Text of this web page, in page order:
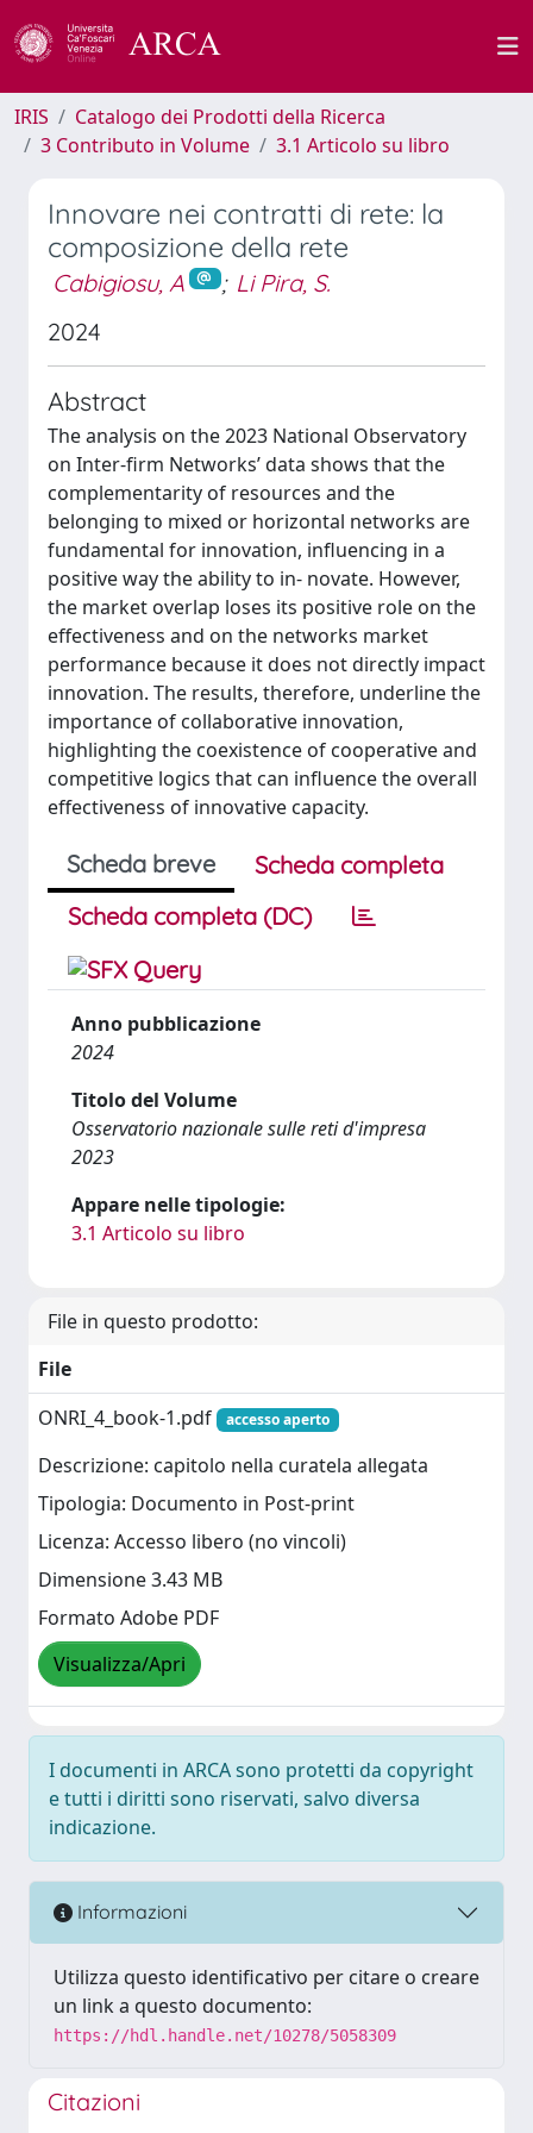
IRIS
Catalogo dei Prodotti della Ricerca
3 Contributo in Volume
3.1 Articolo su libro
Innovare nei contratti di rete: la
composizione della rete
Cabigiosu, A ; Li Pira, S.
2024
Abstract
The analysis on the 2023 National Observatory
on Inter-firm Networks’ data shows that the
complementarity of resources and the
belonging to mixed or horizontal networks are
fundamental for innovation, influencing in a
positive way the ability to in- novate. However,
the market overlap loses its positive role on the
effectiveness and on the networks market
performance because it does not directly impact
innovation. The results, therefore, underline the
importance of collaborative innovation,
highlighting the coexistence of cooperative and
competitive logics that can influence the overall
effectiveness of innovative capacity.
Scheda breve
Scheda completa
Scheda completa (DC)
Anno pubblicazione
2024
Titolo del Volume
Osservatorio nazionale sulle reti d'impresa
2023
Appare nelle tipologie:
3.1 Articolo su libro
File in questo prodotto:
File
ONRI_4_book-1.pdf
accesso aperto
Descrizione: capitolo nella curatela allegata
Tipologia: Documento in Post-print
Licenza: Accesso libero (no vincoli)
Dimensione 3.43 MB
Formato Adobe PDF
Visualizza/Apri
I documenti in ARCA sono protetti da copyright
e tutti i diritti sono riservati, salvo diversa
indicazione.
Informazioni
Utilizza questo identificativo per citare o creare
un link a questo documento:
https://hdl.handle.net/10278/5058309
Citazioni